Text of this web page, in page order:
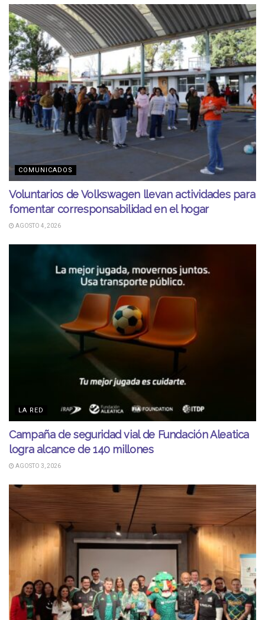
COMUNICADOS
Voluntarios de Volkswagen llevan actividades para
fomentar corresponsabilidad en el hogar
AGOSTO 4, 2026
LA RED
Campaña de seguridad vial de Fundación Aleatica
logra alcance de 140 millones
AGOSTO 3, 2026